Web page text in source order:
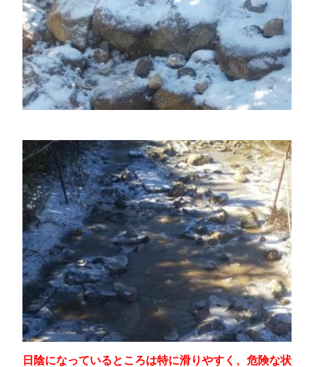
日陰になっているところは特に滑りやすく、危険な状